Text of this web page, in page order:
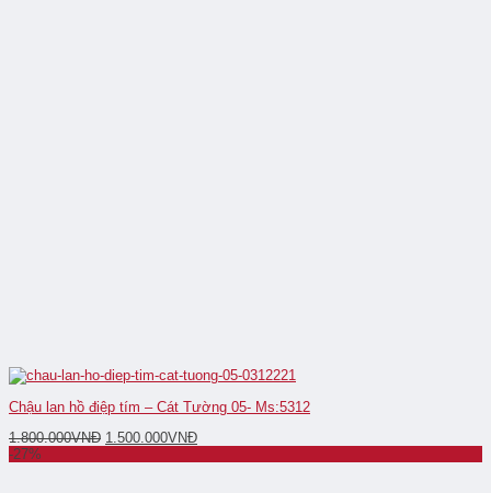
Chậu lan hồ điệp tím – Cát Tường 05- Ms:5312
1.800.000VNĐ 1.500.000VNĐ
-27%